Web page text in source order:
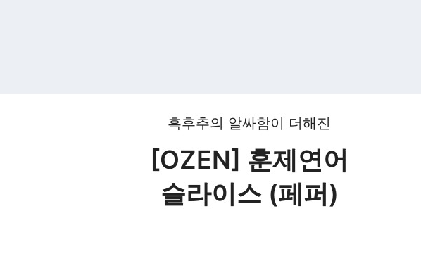
흑후추의 알싸함이 더해진
[OZEN] 훈제연어
슬라이스 (페퍼)